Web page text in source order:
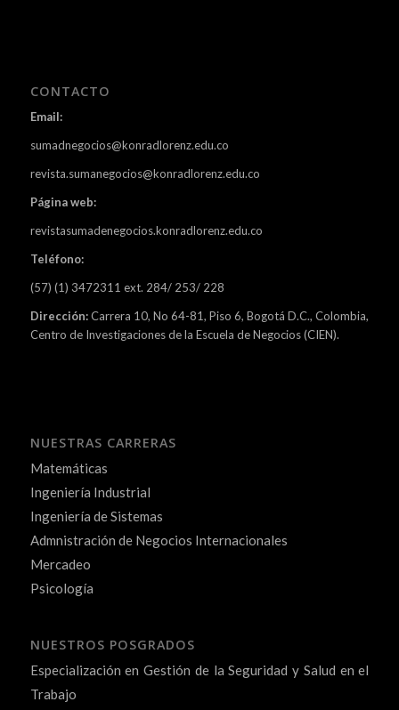
CONTACTO
Email:
sumadnegocios@konradlorenz.edu.co
revista.sumanegocios@konradlorenz.edu.co
Página web:
revistasumadenegocios.konradlorenz.edu.co
Teléfono:
(57) (1) 3472311 ext. 284/ 253/ 228
Dirección:Carrera 10, No 64-81, Piso 6, Bogotá D.C., Colombia,
Centro de Investigaciones de la Escuela de Negocios (CIEN).
NUESTRAS CARRERAS
Matemáticas
Ingeniería Industrial
Ingeniería de Sistemas
Admnistración de Negocios Internacionales
Mercadeo
Psicología
NUESTROS POSGRADOS
Especialización en Gestión de la Seguridad y Salud en el
Trabajo